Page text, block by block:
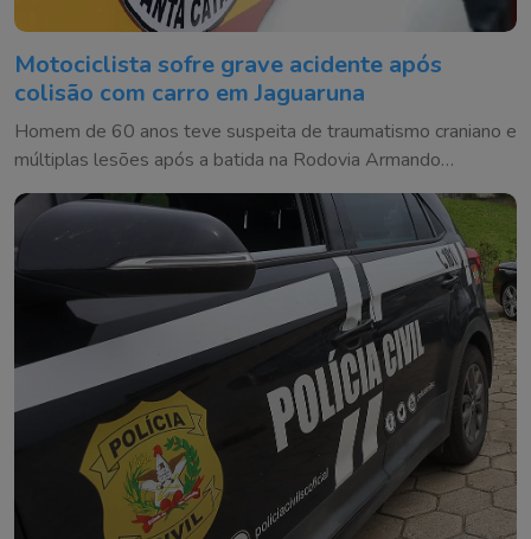
Motociclista sofre grave acidente após
colisão com carro em Jaguaruna
Homem de 60 anos teve suspeita de traumatismo craniano e
múltiplas lesões após a batida na Rodovia Armando
Machado